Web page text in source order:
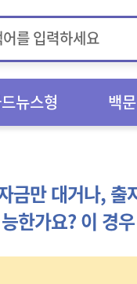
뉴스형 백
금만 대거나, 출
능한가요? 이 경